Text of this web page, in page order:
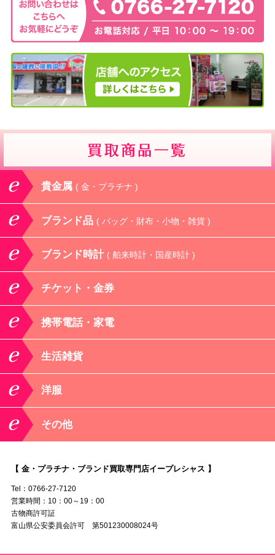
貴金属 ( 金・プラチナ )
ブランド品 ( バッグ・財布・小物・雑貨 )
ブランド時計 ( 舶来時計・国産時計 )
チケット・金券
携帯電話・家電
生活雑貨
洋服
その他
【 金・プラチナ・ブランド買取専門店イープレシャス 】
Tel：0766-27-7120
営業時間：10：00～19：00
古物商許可証
富山県公安委員会許可 第501230008024号